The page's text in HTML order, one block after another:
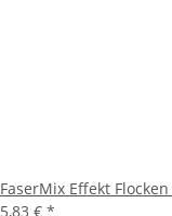
FaserMix Effekt
5,83 € *